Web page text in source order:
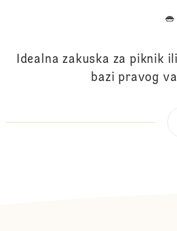
Idealna zakuska za piknik
bazi pravog